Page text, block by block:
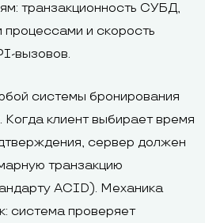
транзакционность СУБД,
и скорость
вызовов.
системы бронирования
Когда клиент выбирает время
сервер должен
транзакцию
ACID). Механика
система проверяет